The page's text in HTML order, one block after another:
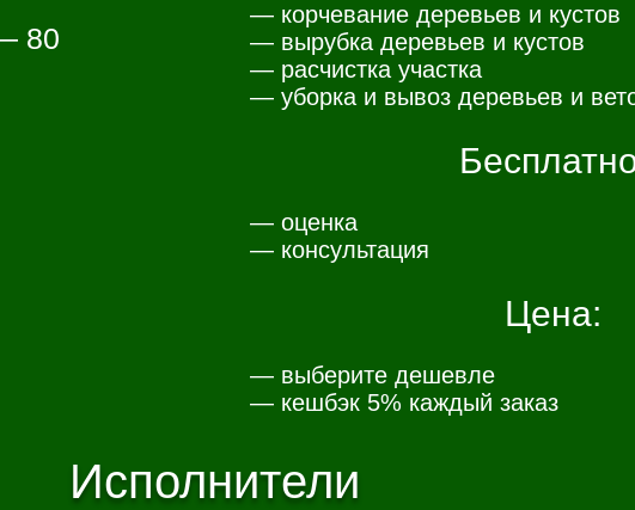
80
— корчевание деревьев и кустов
— вырубка деревьев и кустов
— расчистка участка
— уборка и вывоз деревьев и
— оценка
— консультация
Цена:
— выберите дешевле
— кешбэк 5% каждый заказ
Исполнители